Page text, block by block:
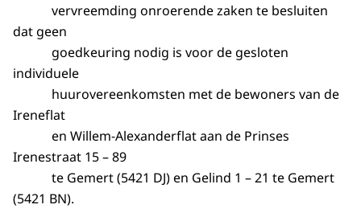
vervreemding onroerende zaken te besluiten
dat geen
goedkeuring nodig is voor de gesloten
individuele
huurovereenkomsten met de bewoners van de
Ireneflat
en Willem-Alexanderflat aan de Prinses
Irenestraat 15 – 89
te Gemert (5421 DJ) en Gelind 1 – 21 te Gemert
(5421 BN).